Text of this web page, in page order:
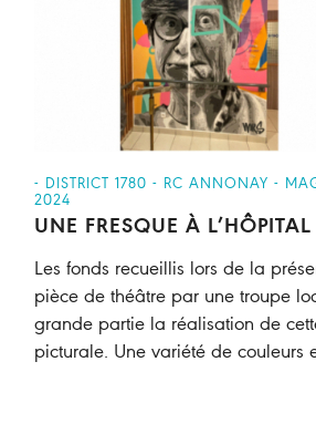
- DISTRICT 1780 - RC ANNONAY -
2024
UNE FRESQUE À L’HÔPITAL
Les fonds recueillis lors de la
pièce de théâtre par une troupe
grande partie la réalisation de
picturale. Une variété de couleurs